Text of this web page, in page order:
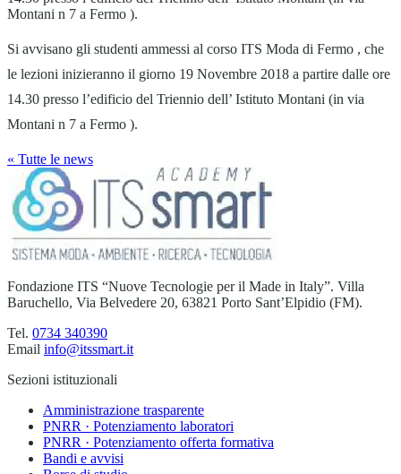
Montani n 7 a Fermo ).
Si avvisano gli studenti ammessi al corso ITS Moda di Fermo , che
le lezioni inizieranno il giorno 19 Novembre 2018 a partire dalle ore
14.30 presso l’edificio del Triennio dell’ Istituto Montani (in via
Montani n 7 a Fermo ).
« Tutte le news
Fondazione ITS “Nuove Tecnologie per il Made in Italy”. Villa
Baruchello, Via Belvedere 20, 63821 Porto Sant’Elpidio (FM).
Tel. 0734 340390
Email info@itssmart.it
Sezioni istituzionali
Amministrazione trasparente
PNRR · Potenziamento laboratori
PNRR · Potenziamento offerta formativa
Bandi e avvisi